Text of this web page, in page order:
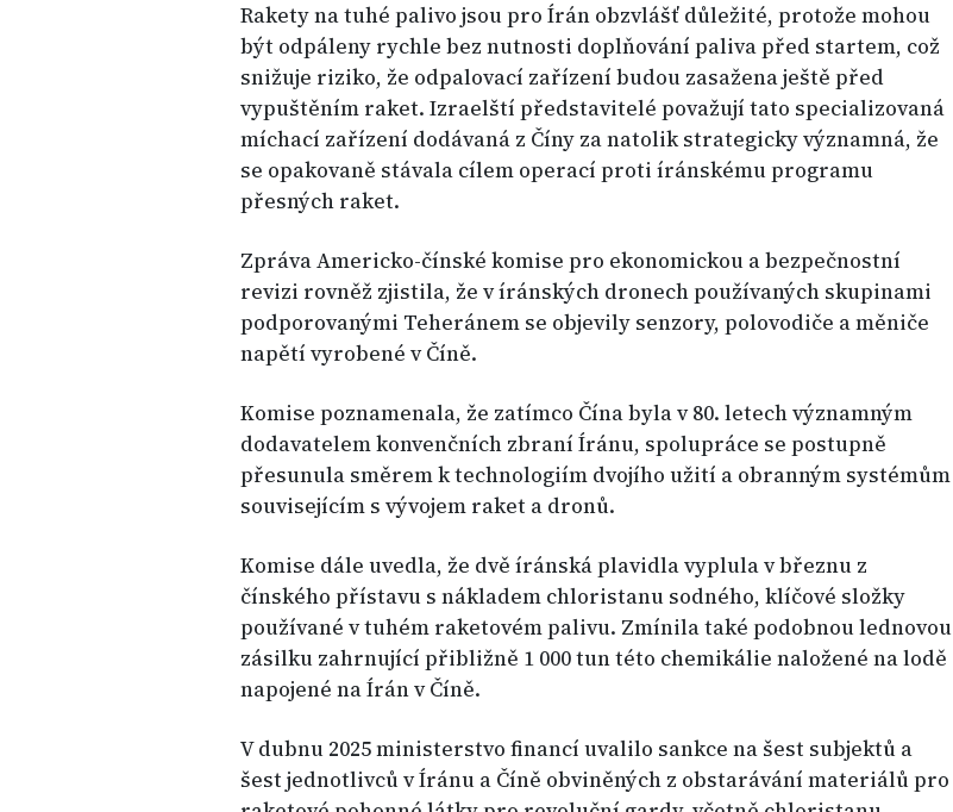
Rakety na tuhé palivo jsou pro Írán obzvlášť důležité, protože mohou
být odpáleny rychle bez nutnosti doplňování paliva před startem, což
snižuje riziko, že odpalovací zařízení budou zasažena ještě před
vypuštěním raket. Izraelští představitelé považují tato specializovaná
míchací zařízení dodávaná z Číny za natolik strategicky významná, že
se opakovaně stávala cílem operací proti íránskému programu
přesných raket.
Zpráva Americko-čínské komise pro ekonomickou a bezpečnostní
revizi rovněž zjistila, že v íránských dronech používaných skupinami
podporovanými Teheránem se objevily senzory, polovodiče a měniče
napětí vyrobené v Číně.
Komise poznamenala, že zatímco Čína byla v 80. letech významným
dodavatelem konvenčních zbraní Íránu, spolupráce se postupně
přesunula směrem k technologiím dvojího užití a obranným systémům
souvisejícím s vývojem raket a dronů.
Komise dále uvedla, že dvě íránská plavidla vyplula v březnu z
čínského přístavu s nákladem chloristanu sodného, klíčové složky
používané v tuhém raketovém palivu. Zmínila také podobnou lednovou
zásilku zahrnující přibližně 1 000 tun této chemikálie naložené na lodě
napojené na Írán v Číně.
V dubnu 2025 ministerstvo financí uvalilo sankce na šest subjektů a
šest jednotlivců v Íránu a Číně obviněných z obstarávání materiálů pro